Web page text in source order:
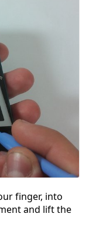
finger, into
and lift the